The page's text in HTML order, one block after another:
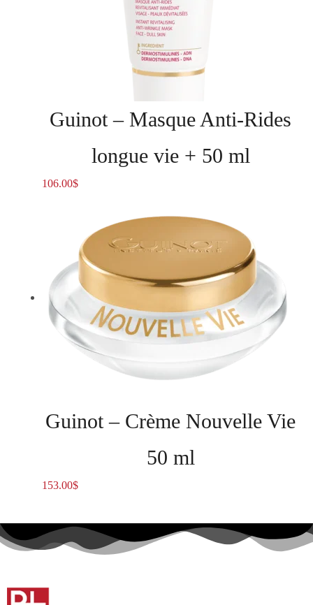
Guinot – Masque Anti-Rides
longue vie + 50 ml
106.00$
Guinot – Crème Nouvelle Vie
50 ml
153.00$